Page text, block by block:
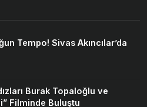
Tempo! Sivas Akıncılar’da
Burak Topaloğlu ve
Filminde Buluştu